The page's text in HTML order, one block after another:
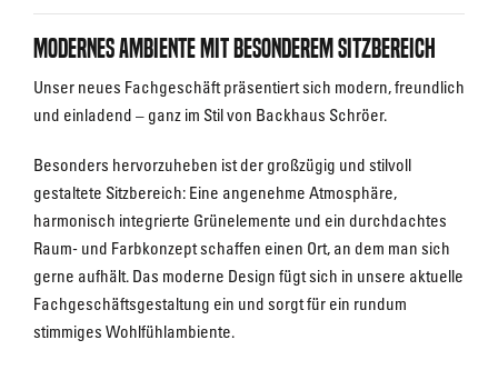
Modernes Ambiente mit besonderem Sitzbereich
Unser neues Fachgeschäft präsentiert sich modern, freundlich
und einladend – ganz im Stil von Backhaus Schröer.
Besonders hervorzuheben ist der großzügig und stilvoll
gestaltete Sitzbereich: Eine angenehme Atmosphäre,
harmonisch integrierte Grünelemente und ein durchdachtes
Raum- und Farbkonzept schaffen einen Ort, an dem man sich
gerne aufhält. Das moderne Design fügt sich in unsere aktuelle
Fachgeschäftsgestaltung ein und sorgt für ein rundum
stimmiges Wohlfühlambiente.